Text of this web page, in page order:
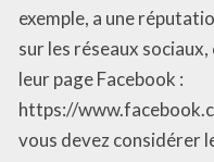
exemple, a une
sur les réseaux
leur page Facebook :
https://
vous devez considérer